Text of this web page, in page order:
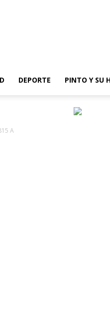
DEPORTE PINTO Y SU
A